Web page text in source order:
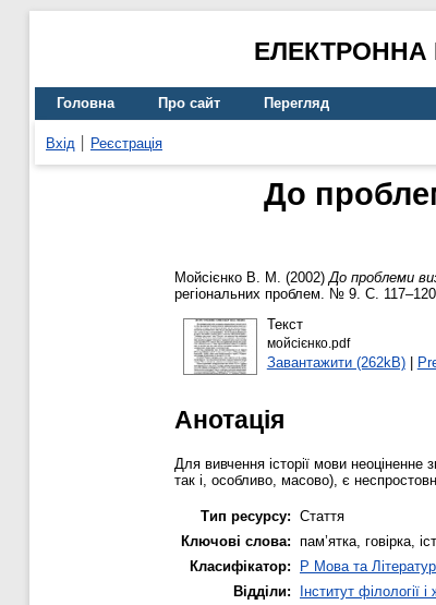
ЕЛЕКТРОННА
Головна Про сайт Перегляд
Вхід Реєстрація
До
Мойсієнко В. М. (2002)До проблеми
регіональних проблем. № 9. С.
Текст
мойсієнко.pdf
Завантажити (262kB)|
Анотація
Для вивчення історії мови
так і, особливо, масово), є
Тип ресурсу: Стаття
Ключові слова: пам’ятка, говірка,
Класифікатор:
P Мова та
Відділи:
Інститут філології